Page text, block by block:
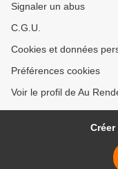
Signaler un abus
C.G.U.
Cookies et données
Préférences cookies
Voir le profil de Au